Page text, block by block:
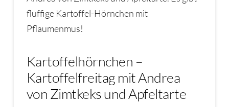
fluffige Kartoffel-Hörnchen mit
Pflaumenmus!
Kartoffelhörnchen –
Kartoffelfreitag mit Andrea
von Zimtkeks und Apfeltarte